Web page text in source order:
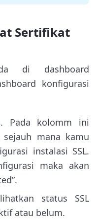
Sertifikat
di dashboard
konfigurasi
. Pada kolomm ini
mana kamu
instalasi SSL.
maka akan
status SSL
atau belum.